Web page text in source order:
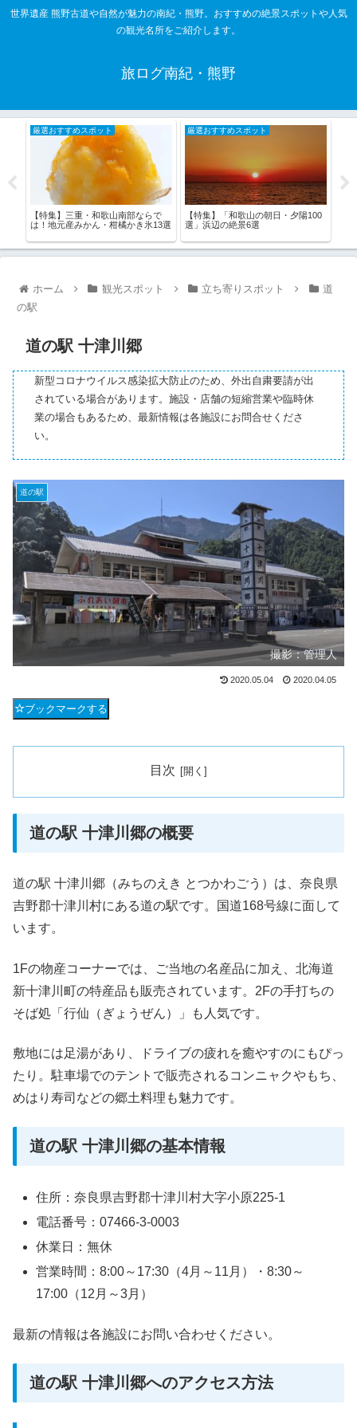
世界遺産 熊野古道や自然が魅力の南紀・熊野。おすすめの絶景スポットや人気
の観光名所をご紹介します。
旅ログ南紀・熊野
厳選おすすめスポット
【特集】三重・和歌山南部ならで
は！地元産みかん・柑橘かき氷13選
厳選おすすめスポット
【特集】「和歌山の朝日・夕陽100
選」浜辺の絶景6選
ホーム 観光スポット 立ち寄りスポット
道
の駅
道の駅 十津川郷
新型コロナウイルス感染拡大防止のため、外出自粛要請が出
されている場合があります。施設・店舗の短縮営業や臨時休
業の場合もあるため、最新情報は各施設にお問合せくださ
い。
道の駅
撮影：管理人
2020.05.04 2020.04.05
ブックマークする
目次
道の駅 十津川郷の概要
道の駅 十津川郷（みちのえき とつかわごう）は、奈良県
吉野郡十津川村にある道の駅です。国道168号線に面して
います。
1Fの物産コーナーでは、ご当地の名産品に加え、北海道
新十津川町の特産品も販売されています。2Fの手打ちの
そば処「行仙（ぎょうぜん）」も人気です。
敷地には足湯があり、ドライブの疲れを癒やすのにもぴっ
たり。駐車場でのテントで販売されるコンニャクやもち、
めはり寿司などの郷土料理も魅力です。
道の駅 十津川郷の基本情報
住所：奈良県吉野郡十津川村大字小原225-1
電話番号：07466-3-0003
休業日：無休
営業時間：8:00～17:30（4月～11月）・8:30～
17:00（12月～3月）
最新の情報は各施設にお問い合わせください。
道の駅 十津川郷へのアクセス方法